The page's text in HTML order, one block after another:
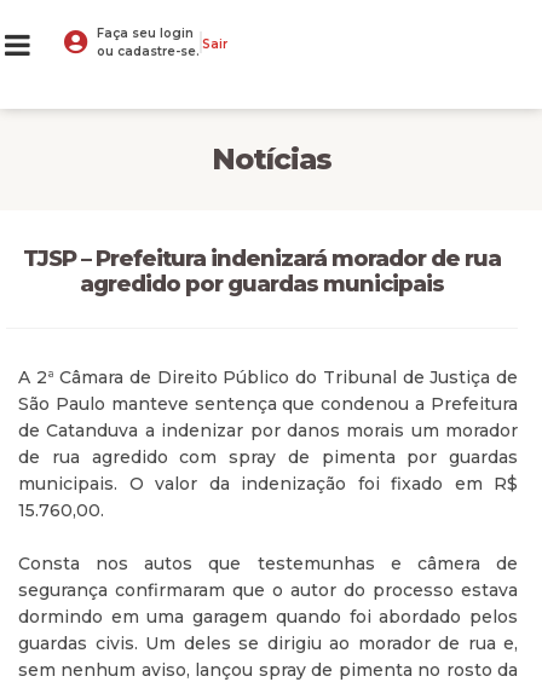
Faça seu login
ou cadastre-se. Sair
Notícias
TJSP – Prefeitura indenizará morador de rua
agredido por guardas municipais
A 2ª Câmara de Direito Público do Tribunal de Justiça de
São Paulo manteve sentença que condenou a Prefeitura
de Catanduva a indenizar por danos morais um morador
de rua agredido com spray de pimenta por guardas
municipais. O valor da indenização foi fixado em R$
15.760,00.
Consta nos autos que testemunhas e câmera de
segurança confirmaram que o autor do processo estava
dormindo em uma garagem quando foi abordado pelos
guardas civis. Um deles se dirigiu ao morador de rua e,
sem nenhum aviso, lançou spray de pimenta no rosto da